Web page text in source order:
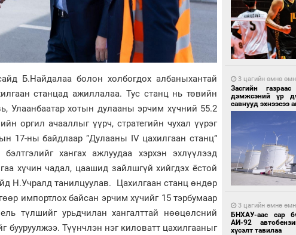
Б.Найдалаа болон холбогдох албаныхантай
станцад ажиллалаа. Тус станц нь төвийн
Улаанбаатар хотын дулааны эрчим хүчний 55.2
оргил ачааллыг үүрч, стратегийн чухал үүрэг
17-ны байдлаар “Дулааны IV цахилгаан станц”
хангах ажлуудаа хэрхэн эхлүүлээд
хүчин чадал, цаашид зайлшгүй хийгдэх ёстой
Н.Учралд танилцуулав. Цахилгаан станц өндөр
импортлох байсан эрчим хүчийг 15 тэрбумаар
түлшийг урьдчилан хангалттай нөөцөлсний
бууруулжээ. Түүнчлэн нэг киловатт цахилгааныг
3 цагийн өмнө
Засгийн
дэмжсэний үр
савнууд эхнээсээ
3 цагийн өмнө
БНХАУ-аас сар
АИ-92
хүсэлт тавилаа